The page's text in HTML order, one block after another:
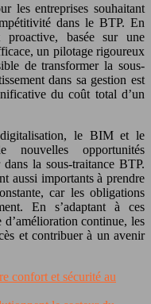
les entreprises souhaitant
dans le BTP. En
proactive, basée sur une
un pilotage rigoureux
de transformer la sous-
dans sa gestion est
du coût total d’un
le BIM et le
nouvelles opportunités
la sous-traitance BTP.
aussi importants à prendre
car les obligations
En s’adaptant à ces
continue, les
et contribuer à un avenir
confort et sécurité au